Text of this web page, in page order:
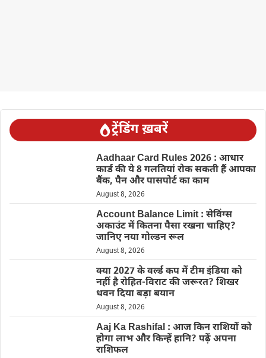
ट्रेंडिंग ख़बरें
Aadhaar Card Rules 2026 : आधार
कार्ड की ये 8 गलतियां रोक सकती हैं आपका
बैंक, पैन और पासपोर्ट का काम
August 8, 2026
Account Balance Limit : सेविंग्स
अकाउंट में कितना पैसा रखना चाहिए?
जानिए नया गोल्डन रूल
August 8, 2026
क्या 2027 के वर्ल्ड कप में टीम इंडिया को
नहीं है रोहित-विराट की जरूरत? शिखर
धवन दिया बड़ा बयान
August 8, 2026
Aaj Ka Rashifal : आज किन राशियों को
होगा लाभ और किन्हें हानि? पढ़ें अपना
राशिफल